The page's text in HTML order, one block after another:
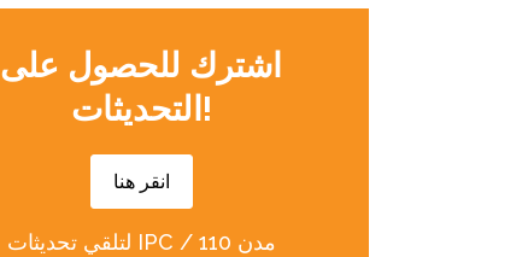
اشترك للحصول على
التحديثات!
انقر هنا
لتلقي تحديثات IPC / 110 مدن